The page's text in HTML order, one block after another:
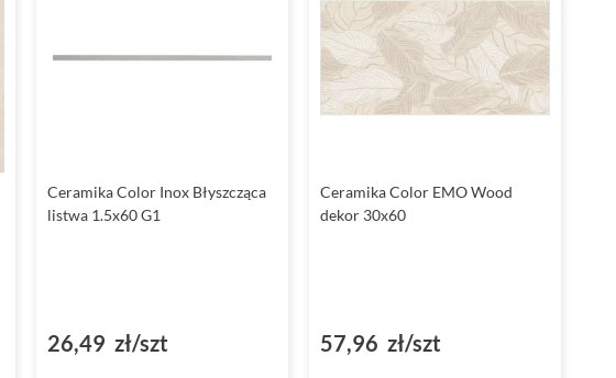
gwarantuje ich długowieczność i odporność na różnego
rodzaju uszkodzenia. To sprawia, że są one doskonałym
wyborem do każdego rodzaju pomieszczenia, w tym również
tych o zwiększonej wilgotności.
harmonijnych aranżacji przestrzeni. Dekor dostępny w
kolekcji doskonale komponuje się z płytkami, podkreślając
płytek ściennych. Doskonale sprawdza się w każdym
Ceramika Color Inox Błyszcząca
listwa 1.5x60 G1
26,49 zł/szt
Ceramika Color EMO Wood
dekor 30x60
57,96 zł/szt